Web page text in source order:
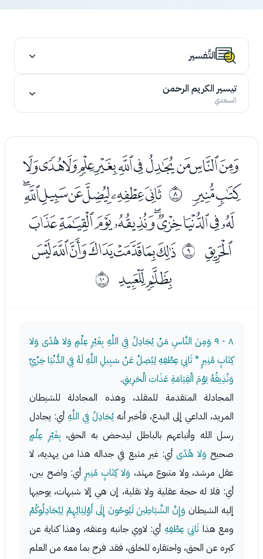
التَّفسير
تيسير الكريم الرحمن
السعدي
ﭬﭭﭮﭯﭰﭱﭲﭳﭴﭵﭶ
ﭷﭸ ﰇ ﭺﭻﭼﭽﭾﭿﮀ
ﮁﮂﮃﮄﮅﮆﮇﮈﮉ
ﮊ ﰈ ﮌﮍﮎﮏﮐﮑﮒ
ﮓﮔ ﰉ
٨ - ٩
وَمِنَ النَّاسِ مَنْ يُجَادِلُ فِي اللَّهِ بِغَيْرِ عِلْمٍ وَلا هُدًى وَلا
كِتَابٍ مُنِيرٍ * ثَانِيَ عِطْفِهِ لِيُضِلَّ عَنْ سَبِيلِ اللَّهِ لَهُ فِي الدُّنْيَا خِزْيٌ
وَنُذِيقُهُ يَوْمَ الْقِيَامَةِ عَذَابَ الْحَرِيقِ.
المجادلة المتقدمة للمقلد، وهذه المجادلة للشيطان
المريد، الداعي إلى البدع، فأخبر أنهيُجَادِلُ فِي اللَّهِ أي: يجادل
رسل الله وأتباعهم بالباطل ليدحض به الحق، بِغَيْرِ عِلْمٍ
صحيح وَلا هُدًى أي: غير متبع في جداله هذا من يهديه، لا
عقل مرشد، ولا متبوع مهتد، وَلا كِتَابٍ مُنِيرٍ أي: واضح بين،
أي: فلا له حجة عقلية ولا نقلية، إن هي إلا شبهات، يوحيها
إليه الشيطان وَإِنَّ الشَّيَاطِينَ لَيُوحُونَ إِلَى أَوْلِيَائِهِمْ لِيُجَادِلُوكُمْ
ومع هذا ثَانِيَ عِطْفِهِ أي: لاوي جانبه وعنقه، وهذا كناية عن
كبره عن الحق، واحتقاره للخلق، فقد فرح بما معه من العلم